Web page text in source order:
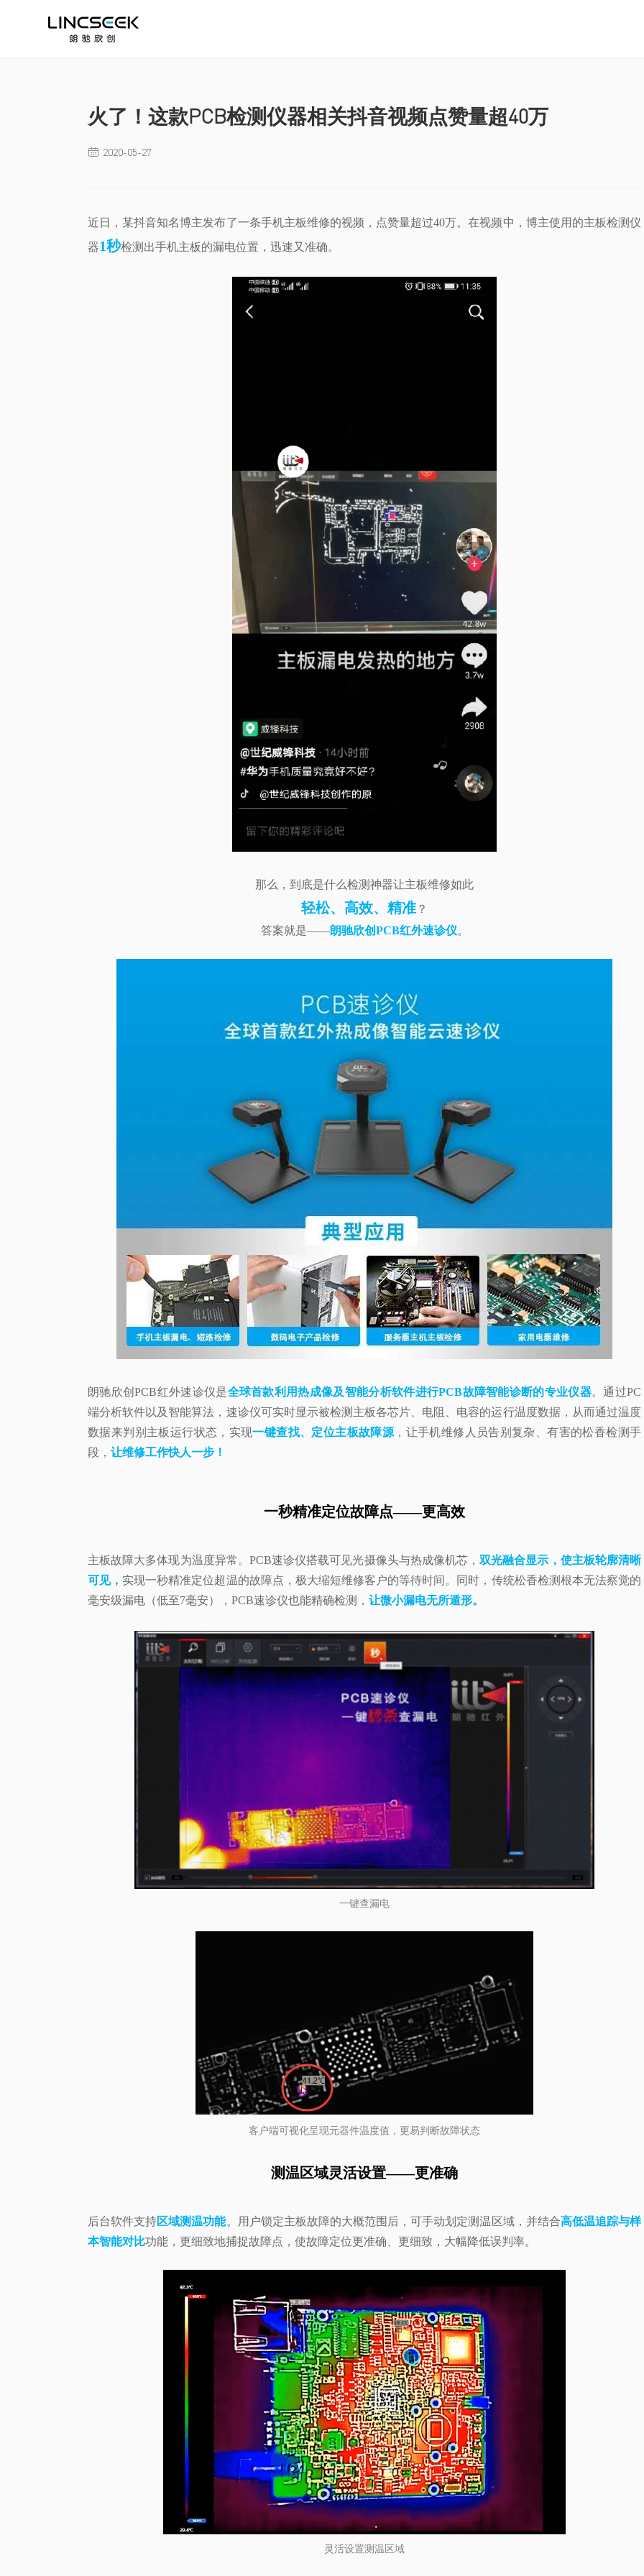
火了！这款PCB检测仪器相关抖音视频点赞量超40万
 2020-05-27
近日，某抖音知名博主发布了一条手机主板维修的视频，点赞量超过40万。在视频中，博主使用的主板检测仪
器1秒检测出手机主板的漏电位置，迅速又准确。
那么，到底是什么检测神器让主板维修如此
轻松、高效、精准 ？
答案就是——朗驰欣创PCB红外速诊仪。
朗驰欣创PCB红外速诊仪是全球首款利用热成像及智能分析软件进行PCB故障智能诊断的专业仪器。通过PC
端分析软件以及智能算法，速诊仪可实时显示被检测主板各芯片、电阻、电容的运行温度数据，从而通过温度
数据来判别主板运行状态，实现一键查找、定位主板故障源 ，让手机维修人员告别复杂、有害的松香检测手
段， 让维修工作快人一步！
一秒精准定位故障点——更高效
主板故障大多体现为温度异常。PCB速诊仪搭载可见光摄像头与热成像机芯，双光融合显示，使主板轮廓清晰
可见， 实现一秒精准定位超温的故障点，极大缩短维修客户的等待时间。同时，传统松香检测根本无法察觉的
毫安级漏电（低至7毫安），PCB速诊仪也能精确检测， 让微小漏电无所遁形。
一键查漏电
客户端可视化呈现元器件温度值，更易判断故障状态
测温区域灵活设置——更准确
后台软件支持区域测温功能。用户锁定主板故障的大概范围后，可手动划定测温区域，并结合高低温追踪与样
本智能对比功能，更细致地捕捉故障点，使故障定位更准确、更细致，大幅降低误判率。
灵活设置测温区域